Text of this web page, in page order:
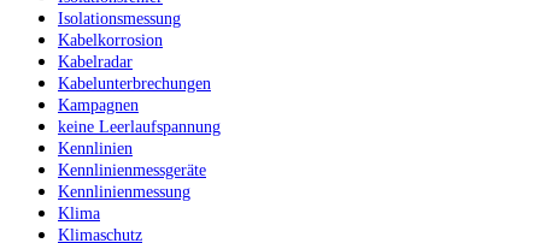
Isolationsmessung
Kabelkorrosion
Kabelradar
Kabelunterbrechungen
Kampagnen
keine Leerlaufspannung
Kennlinien
Kennlinienmessgeräte
Kennlinienmessung
Klima
Klimaschutz